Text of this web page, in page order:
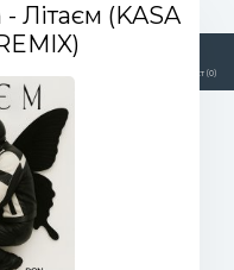
Плейлист (0)
- Літаєм (KASA